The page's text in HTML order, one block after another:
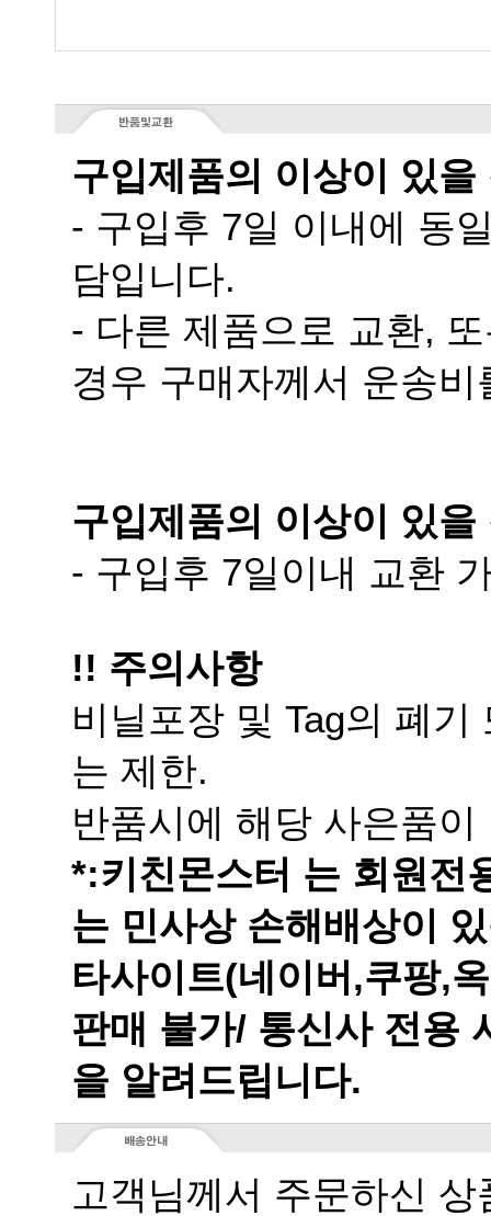
구입제품의 이상이 있을
담입니다.
경우 구매자께서 운송
구입제품의 이상이 있
- 구입후 7일이내 교환
!! 주의사항
는 제한.
반품시에 해당 사은품
는 민사상 손해배상이
을 알려드립니다.
고객님께서 주문하신